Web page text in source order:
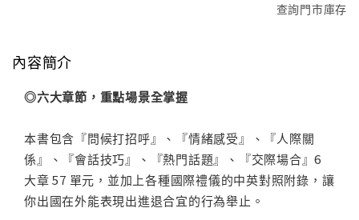
查詢門市庫存
內容簡介
◎六大章節，重點場景全掌握
本書包含『問候打招呼』、『情緒感受』、『人際關
係』、『會話技巧』、『熱門話題』、『交際場合』6
大章 57 單元，並加上各種國際禮儀的中英對照附錄，讓
你出國在外能表現出進退合宜的行為舉止。